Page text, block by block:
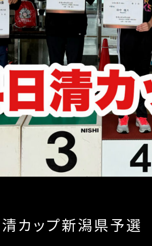
カップ新潟県予選